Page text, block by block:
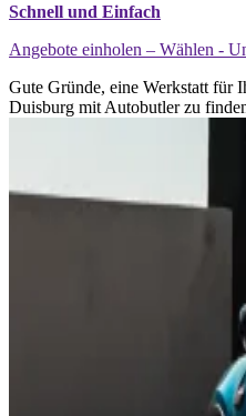
Schnell und Einfach
Angebote einholen – Wählen -
Gute Gründe, eine Werkstatt für
Duisburg mit Autobutler zu